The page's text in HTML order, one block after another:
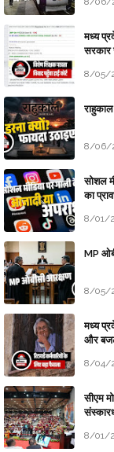
मध्य
सरकार
8/05/
8/06/
सोशल
का
8/01/
MP
8/05/
मध्य
और बजट
8/04/
सीएम
8/01/